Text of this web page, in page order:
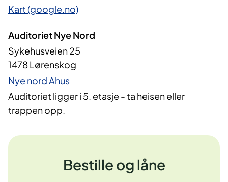
Kart (google.no)
Auditoriet Nye Nord
Sykehusveien 25
1478 Lørenskog
Nye nord Ahus
Auditoriet ligger i 5. etasje - ta heisen eller
trappen opp.
Bestille og låne